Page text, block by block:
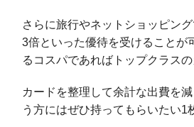
さらに旅行やネットショッピン
3倍といった優待を受けることが
るコスパであればトップクラスの
カードを整理して余計な出費を
う方にはぜひ持ってもらいたい1